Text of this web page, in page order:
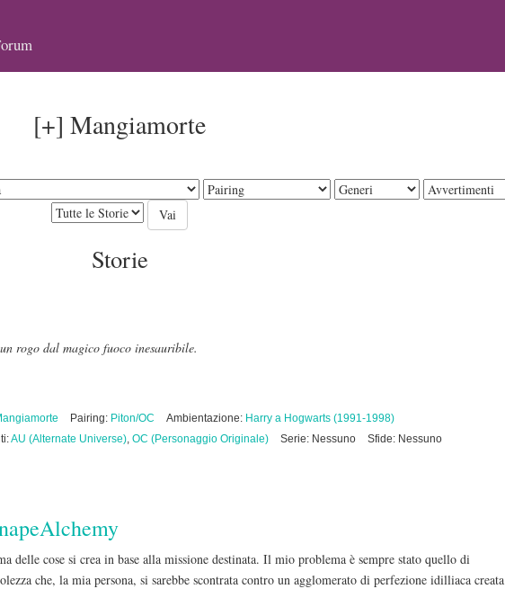
[+] Mangiamorte
Storie
rogo dal magico fuoco inesauribile.
Pairing: Piton/OC Ambientazione: Harry a Hogwarts (1991-1998)
AU (Alternate Universe), OC (Personaggio Originale) Serie: Nessuno
Sfide: Nessuno
delle cose si crea in base alla missione destinata. Il mio problema è sempre stato quello di
che, la mia persona, si sarebbe scontrata contro un agglomerato di perfezione idilliaca creata